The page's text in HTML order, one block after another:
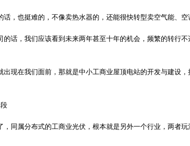
也挺难的，不像卖热水器的，还能很快转型卖空气能、空
，我们应该看到未来两年甚至十年的机会，频繁的转行
在我们面前，那就是中小工商业屋顶电站的开发与建设
属分布式的工商业光伏，根本就是另外一个行业，两者